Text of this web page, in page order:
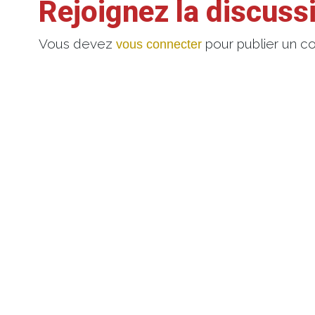
Rejoignez la
Vous devez vous connecter pour publier un